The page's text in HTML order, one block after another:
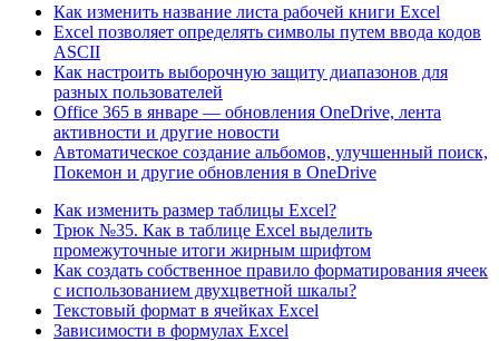
Как изменить название листа рабочей книги Excel
Excel позволяет определять символы путем ввода кодов
ASCII
Как настроить выборочную защиту диапазонов для
разных пользователей
Office 365 в январе — обновления OneDrive, лента
активности и другие новости
Автоматическое создание альбомов, улучшенный поиск,
Покемон и другие обновления в OneDrive
Как изменить размер таблицы Excel?
Трюк №35. Как в таблице Excel выделить
промежуточные итоги жирным шрифтом
Как создать собственное правило форматирования ячеек
с использованием двухцветной шкалы?
Текстовый формат в ячейках Excel
Зависимости в формулах Excel